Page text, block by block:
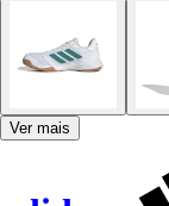
Ver mais